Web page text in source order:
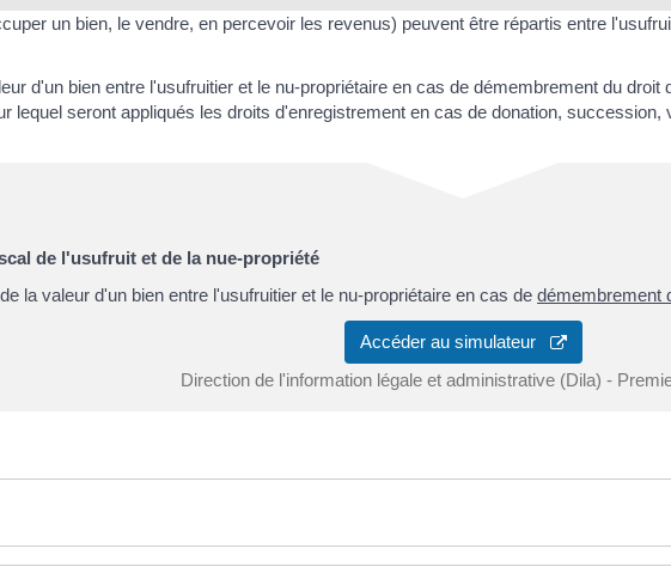
un bien, le vendre, en percevoir les revenus) peuvent être répartis entre
d'un bien entre l'usufruitier et le nu-propriétaire en cas de démembrement du
lequel seront appliqués les droits d'enregistrement en cas de donation, succession,
de l'usufruit et de la nue-propriété
la valeur d'un bien entre l'usufruitier et le nu-propriétaire en cas de démembrement
Accéder au simulateur
Direction de l'information légale et administrative (Dila) -